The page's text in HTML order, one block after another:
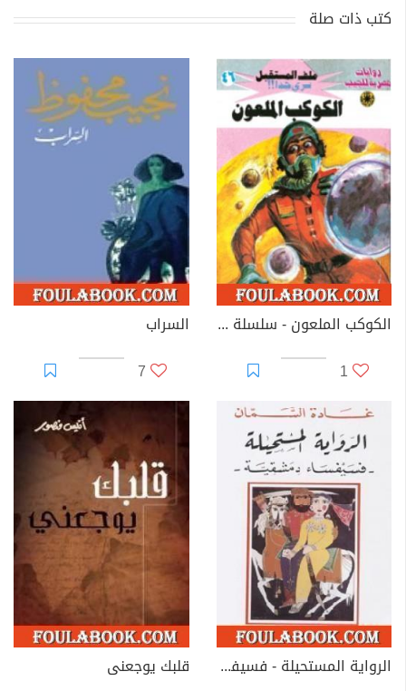
كتب ذات صلة
الكوكب الملعون - سلسلة ملف المستقبل
1
السراب
7
الرواية المستحيلة - فسيفساء دمشقية قلبك يوجعنى